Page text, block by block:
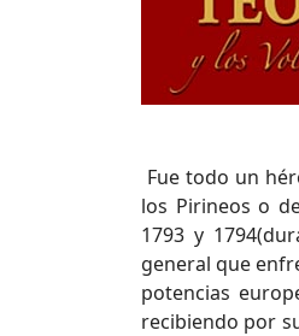
Fue todo un
los Pirineos o
1793 y
general que
potencias
recibiendo por